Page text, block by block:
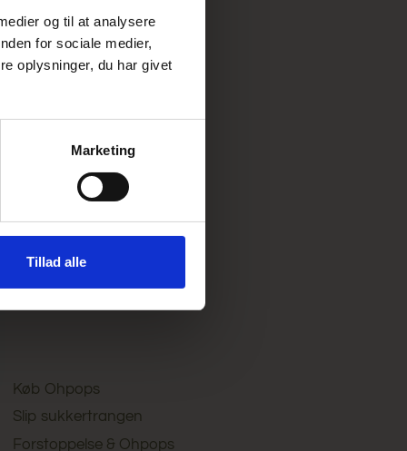
og til at analysere
for sociale medier,
oplysninger, du har givet
Marketing
Tillad alle
Køb Ohpops
Slip sukkertrangen
Forstoppelse & Ohpops